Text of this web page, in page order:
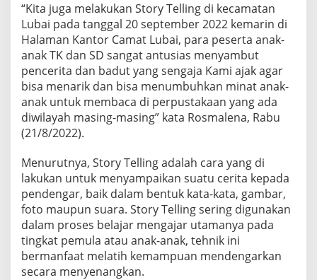
“Kita juga melakukan Story Telling di kecamatan
Lubai pada tanggal 20 september 2022 kemarin di
Halaman Kantor Camat Lubai, para peserta anak-
anak TK dan SD sangat antusias menyambut
pencerita dan badut yang sengaja Kami ajak agar
bisa menarik dan bisa menumbuhkan minat anak-
anak untuk membaca di perpustakaan yang ada
diwilayah masing-masing” kata Rosmalena, Rabu
(21/8/2022).
Menurutnya, Story Telling adalah cara yang di
lakukan untuk menyampaikan suatu cerita kepada
pendengar, baik dalam bentuk kata-kata, gambar,
foto maupun suara. Story Telling sering digunakan
dalam proses belajar mengajar utamanya pada
tingkat pemula atau anak-anak, tehnik ini
bermanfaat melatih kemampuan mendengarkan
secara menyenangkan.